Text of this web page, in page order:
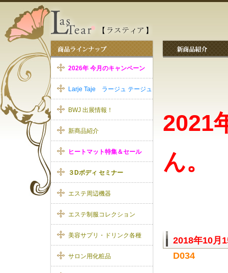
2021
ん。
2018年10月
D034
2026年 今月のキャンペーン
Larje Taje ラージュ テージュ
BWJ 出展情報！
新商品紹介
ヒートマット特集＆セール
３Dボディ セミナー
エステ周辺機器
エステ制服コレクション
美容サプリ・ドリンク各種
サロン用化粧品